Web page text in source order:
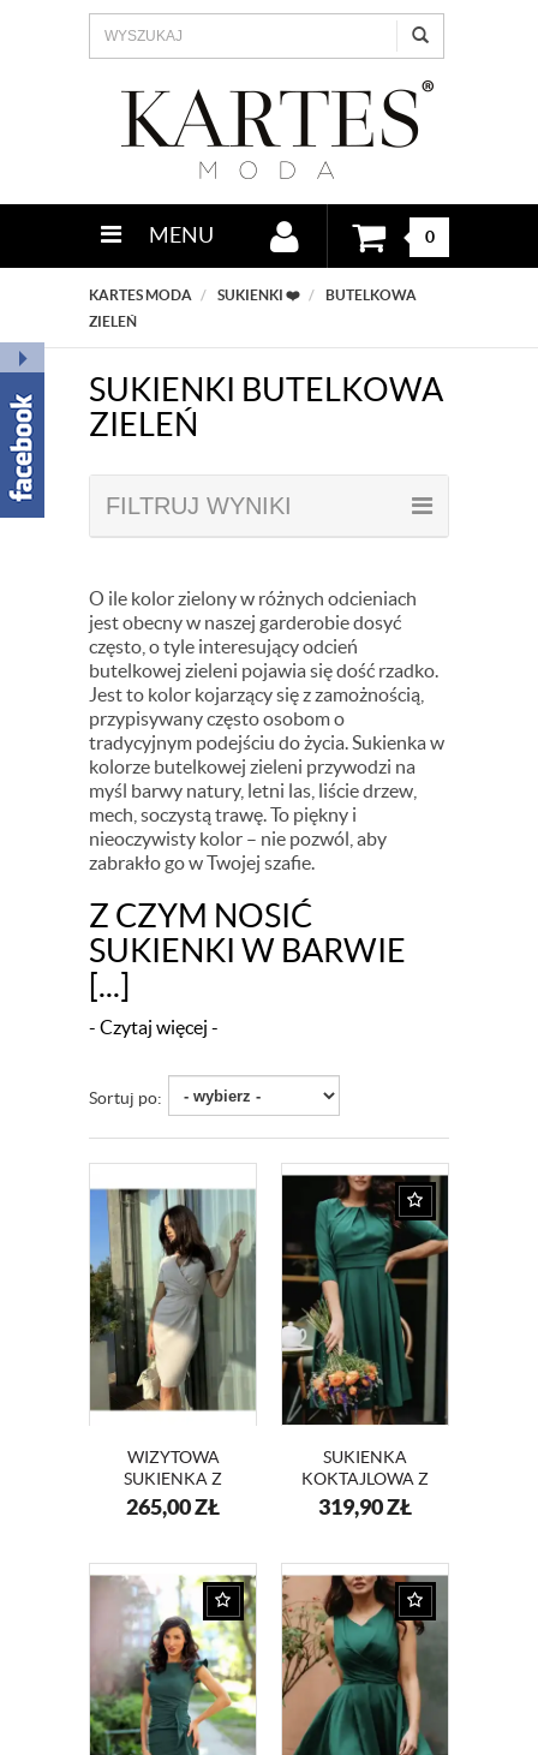
MENU 0
KARTES MODA SUKIENKI ❤️
BUTELKOWA
ZIELEŃ
SUKIENKI BUTELKOWA
ZIELEŃ
FILTRUJ WYNIKI
O ile kolor zielony w różnych odcieniach
jest obecny w naszej garderobie dosyć
często, o tyle interesujący odcień
butelkowej zieleni pojawia się dość rzadko.
Jest to kolor kojarzący się z zamożnością,
przypisywany często osobom o
tradycyjnym podejściu do życia. Sukienka w
kolorze butelkowej zieleni przywodzi na
myśl barwy natury, letni las, liście drzew,
mech, soczystą trawę. To piękny i
nieoczywisty kolor – nie pozwól, aby
zabrakło go w Twojej szafie.
Z CZYM NOSIĆ
SUKIENKI W BARWIE
[...]
- Czytaj więcej -
Sortuj po:
WIZYTOWA
SUKIENKA Z
KOPERTOWYM
DEKOLTEM
265,00ZŁ
SUKIENKA
KOKTAJLOWA Z
SZYFONU KM211-
319,90ZŁ